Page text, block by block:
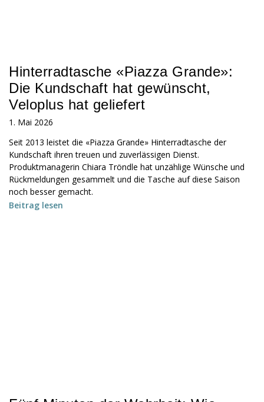
Hinterradtasche «Piazza Grande»:
Die Kundschaft hat gewünscht,
Veloplus hat geliefert
1. Mai 2026
Seit 2013 leistet die «Piazza Grande» Hinterradtasche der
Kundschaft ihren treuen und zuverlässigen Dienst.
Produktmanagerin Chiara Tröndle hat unzählige Wünsche und
Rückmeldungen gesammelt und die Tasche auf diese Saison
noch besser gemacht.
Beitrag lesen